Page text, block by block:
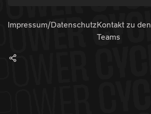
Impressum/DatenschutzKontakt zu den
Teams